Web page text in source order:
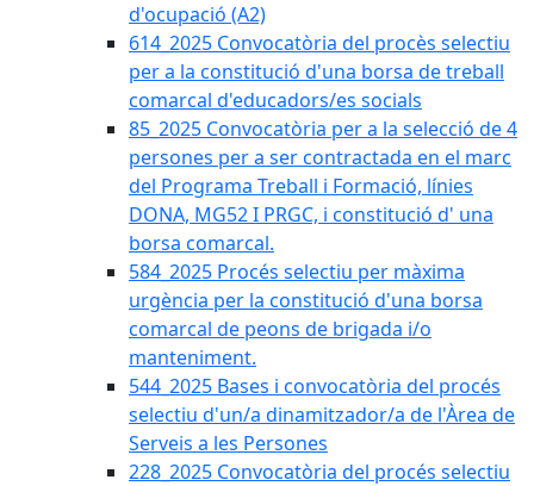
d'ocupació (A2)
614_2025 Convocatòria del procès selectiu
per a la constitució d'una borsa de treball
comarcal d'educadors/es socials
85_2025 Convocatòria per a la selecció de 4
persones per a ser contractada en el marc
del Programa Treball i Formació, línies
DONA, MG52 I PRGC, i constitució d' una
borsa comarcal.
584_2025 Procés selectiu per màxima
urgència per la constitució d'una borsa
comarcal de peons de brigada i/o
manteniment.
544_2025 Bases i convocatòria del procés
selectiu d'un/a dinamitzador/a de l'Àrea de
Serveis a les Persones
228_2025 Convocatòria del procés selectiu